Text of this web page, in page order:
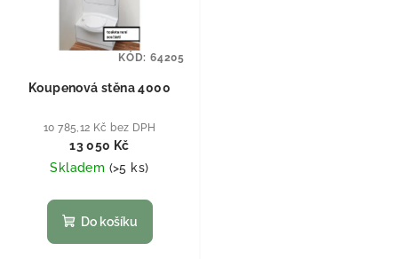
Koupenová stěna 4000
10 785,12 Kč bez DPH
13 050 Kč
Skladem (>5 ks)
Do košíku
KÓD: 64205